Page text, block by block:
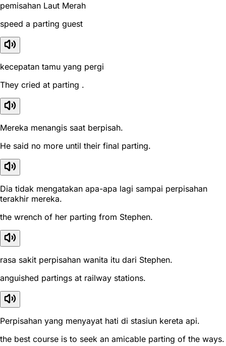
pemisahan Laut Merah
speed a parting guest
kecepatan tamu yang pergi
They cried at parting .
Mereka menangis saat berpisah.
He said no more until their final parting.
Dia tidak mengatakan apa-apa lagi sampai perpisahan
terakhir mereka.
the wrench of her parting from Stephen.
rasa sakit perpisahan wanita itu dari Stephen.
anguished partings at railway stations.
Perpisahan yang menyayat hati di stasiun kereta api.
the best course is to seek an amicable parting of the ways.